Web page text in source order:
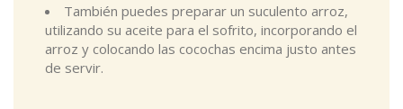
También puedes preparar un suculento arroz,
utilizando su aceite para el sofrito, incorporando el
arroz y colocando las cocochas encima justo antes
de servir.